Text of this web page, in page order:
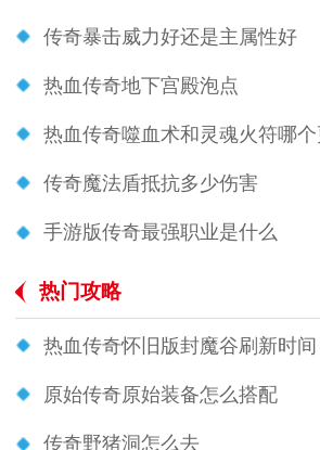
传奇暴击威力好还是主属性好
热血传奇地下宫殿泡点
热血传奇噬血术和灵魂火符哪个
传奇魔法盾抵抗多少伤害
手游版传奇最强职业是什么
热门攻略
热血传奇怀旧版封魔谷刷新时间
原始传奇原始装备怎么搭配
传奇野猪洞怎么去